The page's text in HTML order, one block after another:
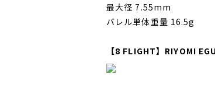
最大径 7.55mm
バレル単体重量 16.5g
【8 FLIGHT】RIYOMI